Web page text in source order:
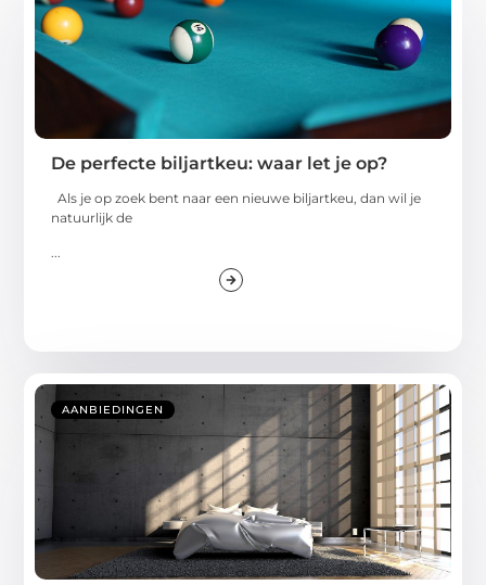
De perfecte biljartkeu: waar let je op?
Als je op zoek bent naar een nieuwe biljartkeu, dan wil je
natuurlijk de
...
AANBIEDINGEN